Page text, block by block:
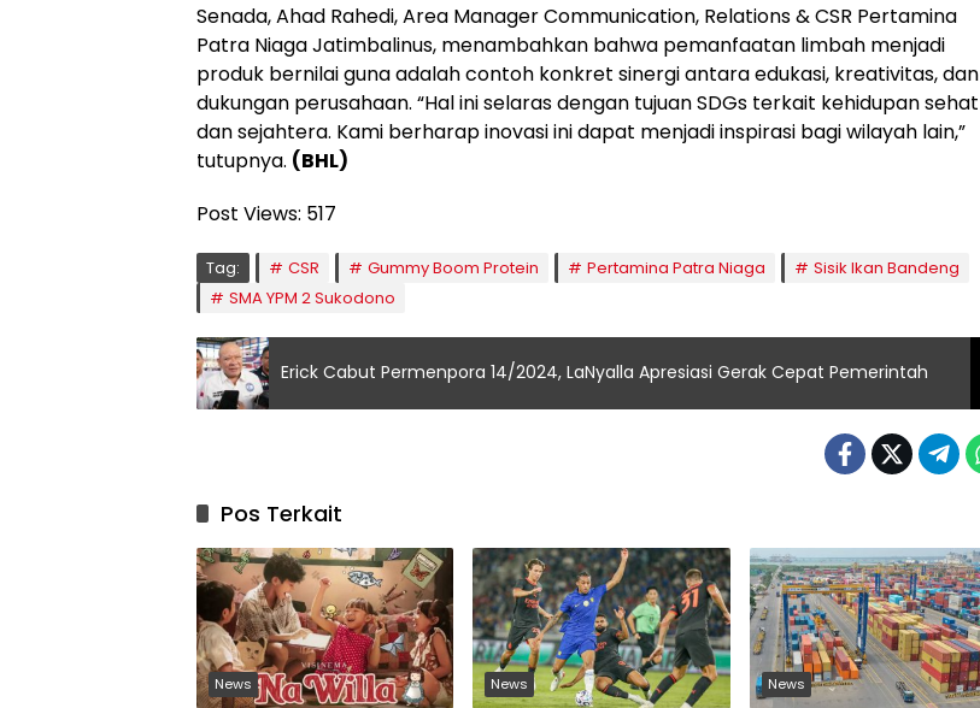
Senada, Ahad Rahedi, Area Manager Communication, Relations & CSR Pertamina
Patra Niaga Jatimbalinus, menambahkan bahwa pemanfaatan limbah menjadi
produk bernilai guna adalah contoh konkret sinergi antara edukasi, kreativitas, dan
dukungan perusahaan. “Hal ini selaras dengan tujuan SDGs terkait kehidupan sehat
dan sejahtera. Kami berharap inovasi ini dapat menjadi inspirasi bagi wilayah lain,”
tutupnya. (BHL)
Post Views: 517
Tag: CSR Gummy Boom Protein Pertamina Patra Niaga
Sisik Ikan Bandeng
SMA YPM 2 Sukodono
Erick Cabut Permenpora 14/2024, LaNyalla Apresiasi Gerak Cepat Pemerintah
Pos Terkait
News News News